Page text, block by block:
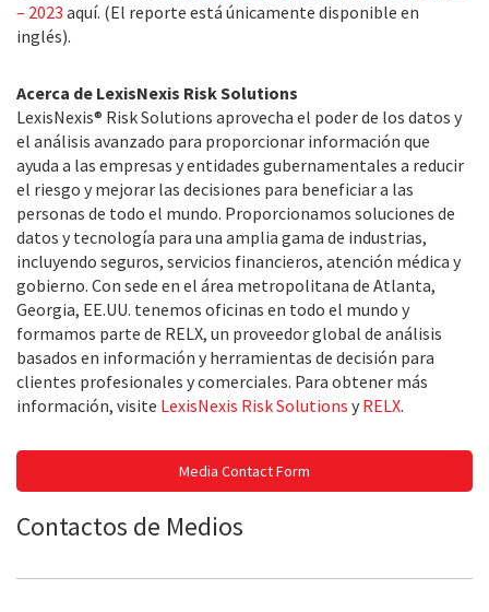
– 2023 aquí. (El reporte está únicamente disponible en
inglés).
Acerca de LexisNexis Risk Solutions
LexisNexis® Risk Solutions aprovecha el poder de los datos y
el análisis avanzado para proporcionar información que
ayuda a las empresas y entidades gubernamentales a reducir
el riesgo y mejorar las decisiones para beneficiar a las
personas de todo el mundo. Proporcionamos soluciones de
datos y tecnología para una amplia gama de industrias,
incluyendo seguros, servicios financieros, atención médica y
gobierno. Con sede en el área metropolitana de Atlanta,
Georgia, EE.UU. tenemos oficinas en todo el mundo y
formamos parte de RELX, un proveedor global de análisis
basados en información y herramientas de decisión para
clientes profesionales y comerciales. Para obtener más
información, visite LexisNexis Risk Solutions y RELX.
Media Contact Form
Contactos de Medios